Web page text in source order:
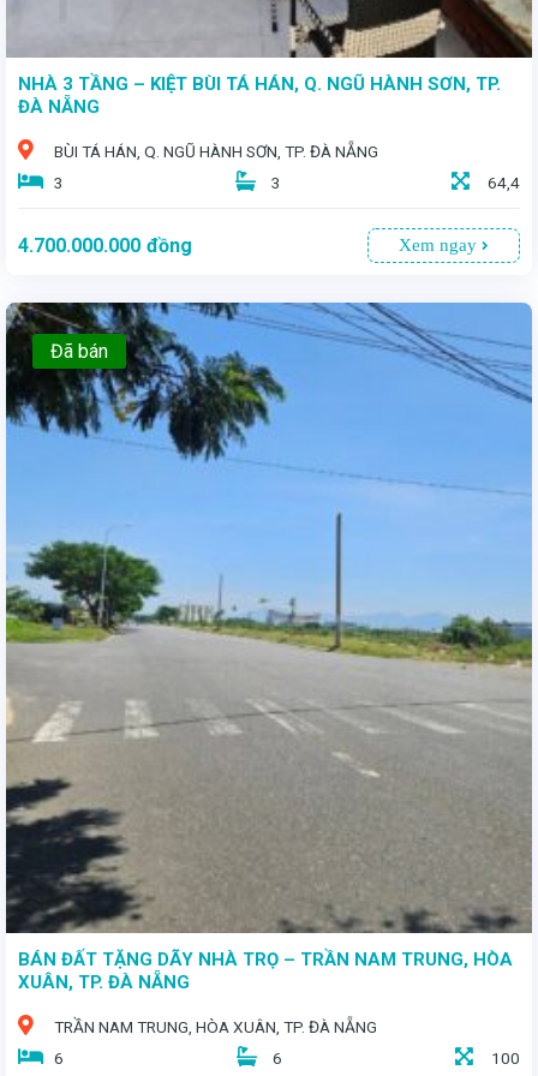
NHÀ 3 TẦNG – KIỆT BÙI TÁ HÁN, Q. NGŨ HÀNH SƠN, TP.
ĐÀ NẴNG
BÙI TÁ HÁN, Q. NGŨ HÀNH SƠN, TP. ĐÀ NẴNG
3
3 64,4
4.700.000.000 đồng Xem ngay
Đã bán
BÁN ĐẤT TẶNG DÃY NHÀ TRỌ – TRẦN NAM TRUNG, HÒA
XUÂN, TP. ĐÀ NẴNG
TRẦN NAM TRUNG, HÒA XUÂN, TP. ĐÀ NẴNG
6
6 100